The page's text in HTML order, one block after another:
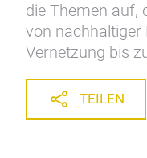
die Themen auf,
von nachhaltiger
Vernetzung bis
TEILEN